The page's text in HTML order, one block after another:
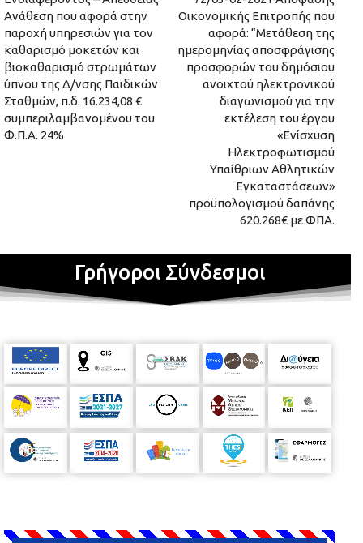
Ανάθεση που αφορά στην
παροχή υπηρεσιών για τον
καθαρισμό μοκετών και
βιοκαθαρισμό στρωμάτων
ύπνου της Δ/νσης Παιδικών
Σταθμών, π.δ. 16.234,08 €
συμπεριλαμβανομένου του
Φ.Π.Α. 24%
Οικονομικής Επιτροπής που
αφορά: “Μετάθεση της
ημερομηνίας αποσφράγισης
προσφορών του δημόσιου
ανοιχτού ηλεκτρονικού
διαγωνισμού για την
εκτέλεση του έργου
«Ενίσχυση
Ηλεκτροφωτισμού
Υπαίθριων Αθλητικών
Εγκαταστάσεων»
προϋπολογισμού δαπάνης
620.268€ με ΦΠΑ.
Γρήγοροι Σύνδεσμοι